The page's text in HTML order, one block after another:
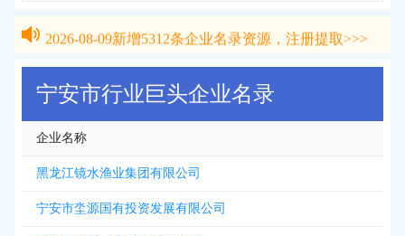
宁安市行业巨头企业名录
企业名称
黑龙江镜水渔业集团有限公司
宁安市坔源国有投资发展有限公司